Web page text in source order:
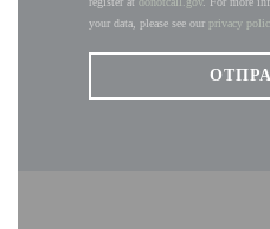
your data, please see our privacy